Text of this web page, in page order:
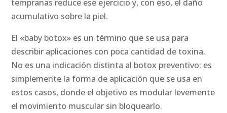
tempranas reduce ese ejercicio y, con eso, el daño
acumulativo sobre la piel.
El «baby botox» es un término que se usa para
describir aplicaciones con poca cantidad de toxina.
No es una indicación distinta al botox preventivo: es
simplemente la forma de aplicación que se usa en
estos casos, donde el objetivo es modular levemente
el movimiento muscular sin bloquearlo.